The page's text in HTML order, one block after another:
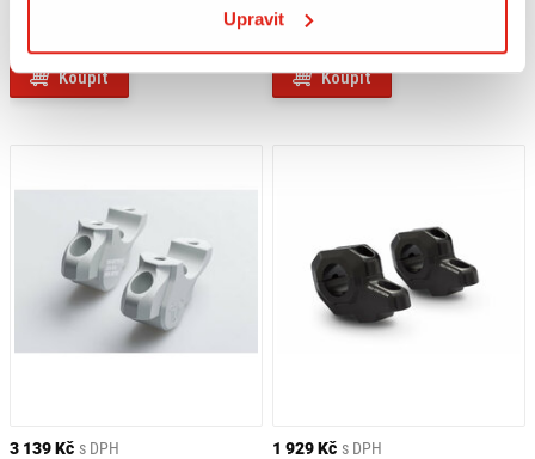
Upravit
POSUNUTÍ (5/10/15/20/25/30 MM)
Koupit
POSUNUTÍ (25 MM) ŘÍDÍTEK BMW
MODELS
Koupit
3 139 Kč s DPH
1 929 Kč s DPH